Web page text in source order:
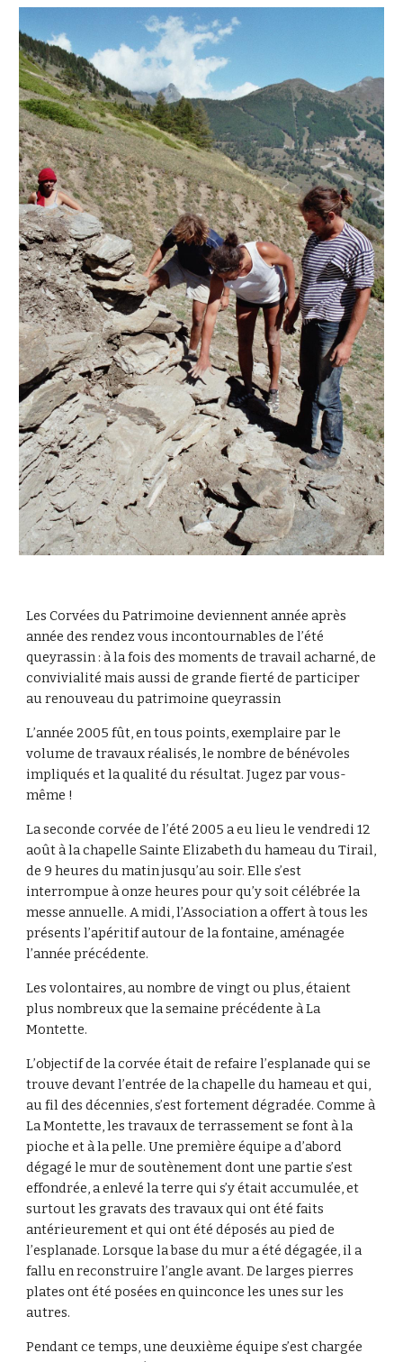
Les Corvées du Patrimoine deviennent année après
année des rendez vous incontournables de l’été
queyrassin : à la fois des moments de travail acharné, de
convivialité mais aussi de grande fierté de participer
au renouveau du patrimoine queyrassin
L’année 2005 fût, en tous points, exemplaire par le
volume de travaux réalisés, le nombre de bénévoles
impliqués et la qualité du résultat. Jugez par vous-
même !
La seconde corvée de l’été 2005 a eu lieu le vendredi 12
août à la chapelle Sainte Elizabeth du hameau du Tirail,
de 9 heures du matin jusqu’au soir. Elle s’est
interrompue à onze heures pour qu’y soit célébrée la
messe annuelle. A midi, l’Association a offert à tous les
présents l’apéritif autour de la fontaine, aménagée
l’année précédente.
Les volontaires, au nombre de vingt ou plus, étaient
plus nombreux que la semaine précédente à La
Montette.
L’objectif de la corvée était de refaire l’esplanade qui se
trouve devant l’entrée de la chapelle du hameau et qui,
au fil des décennies, s’est fortement dégradée. Comme à
La Montette, les travaux de terrassement se font à la
pioche et à la pelle. Une première équipe a d’abord
dégagé le mur de soutènement dont une partie s’est
effondrée, a enlevé la terre qui s’y était accumulée, et
surtout les gravats des travaux qui ont été faits
antérieurement et qui ont été déposés au pied de
l’esplanade. Lorsque la base du mur a été dégagée, il a
fallu en reconstruire l’angle avant. De larges pierres
plates ont été posées en quinconce les unes sur les
autres.
Pendant ce temps, une deuxième équipe s’est chargée